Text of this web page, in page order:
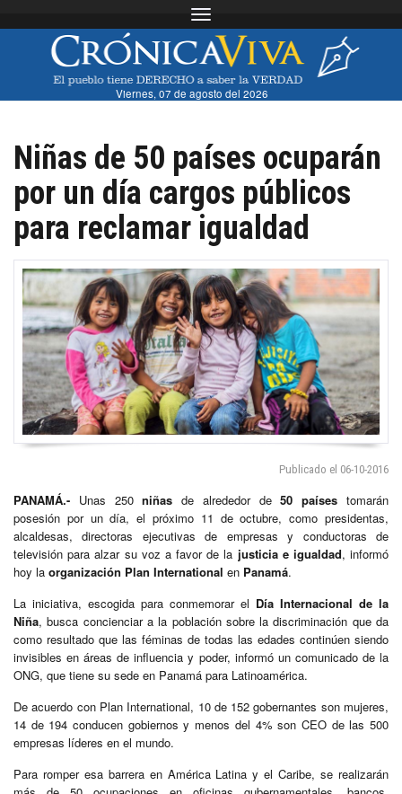
Toggle navigation
Viernes, 07 de agosto del 2026
Niñas de 50 países ocuparán
por un día cargos públicos
para reclamar igualdad
Publicado el 06-10-2016
PANAMÁ.- Unas 250niñas de alrededor de50 países tomarán
posesión por un día, el próximo 11 de octubre, como presidentas,
alcaldesas, directoras ejecutivas de empresas y conductoras de
televisión para alzar su voz a favor de la justicia e igualdad, informó
hoy la organización Plan International en Panamá.
La iniciativa, escogida para conmemorar el Día Internacional de la
Niña, busca concienciar a la población sobre la discriminación que da
como resultado que las féminas de todas las edades continúen siendo
invisibles en áreas de influencia y poder, informó un comunicado de la
ONG, que tiene su sede en Panamá para Latinoamérica.
De acuerdo con Plan International, 10 de 152 gobernantes son mujeres,
14 de 194 conducen gobiernos y menos del 4% son CEO de las 500
empresas líderes en el mundo.
Para romper esa barrera en América Latina y el Caribe, se realizarán